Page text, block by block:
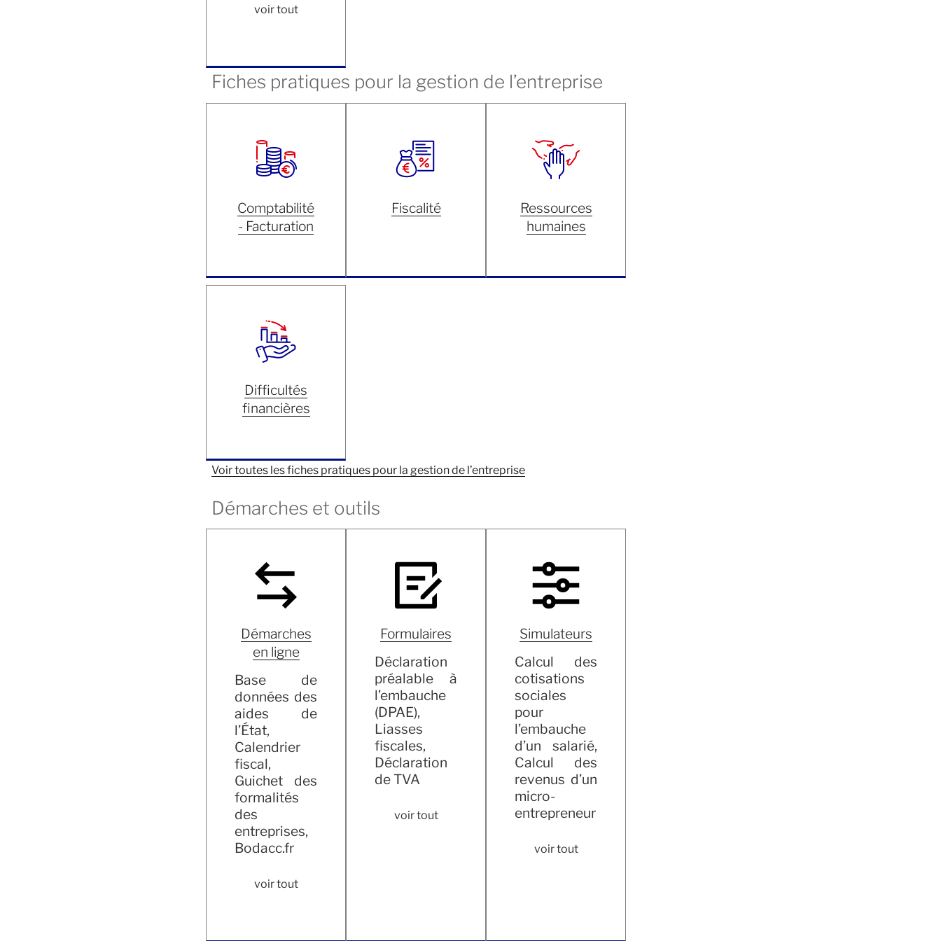
voir tout
Fiches pratiques pour la gestion de l’entreprise
Comptabilité
- Facturation
Fiscalité
Ressources
humaines
Difficultés
financières
Voir toutes les fiches pratiques pour la gestion de l’entreprise
Démarches et outils
Démarches
en ligne
Base de
données des
aides de
l’État,
Calendrier
fiscal,
Guichet des
formalités
des
entreprises,
Bodacc.fr
voir tout
Formulaires
Déclaration
préalable à
l’embauche
(DPAE),
Liasses
fiscales,
Déclaration
de TVA
voir tout
Simulateurs
Calcul des
cotisations
sociales
pour
l’embauche
d’un salarié,
Calcul des
revenus d’un
micro-
entrepreneur
voir tout